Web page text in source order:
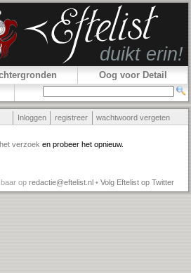
Oog voor Detail
Inloggen registreer wachtwoord vergeten
het verzoek en probeer het opnieuw.
op redactie@eftelist.nl • Volg Eftelist op Twitter